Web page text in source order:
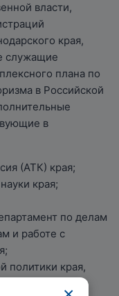
власти,
края,
служащие
плана по
в Российской
в
(АТК) края;
края;
по делам
и работе с
политики края,